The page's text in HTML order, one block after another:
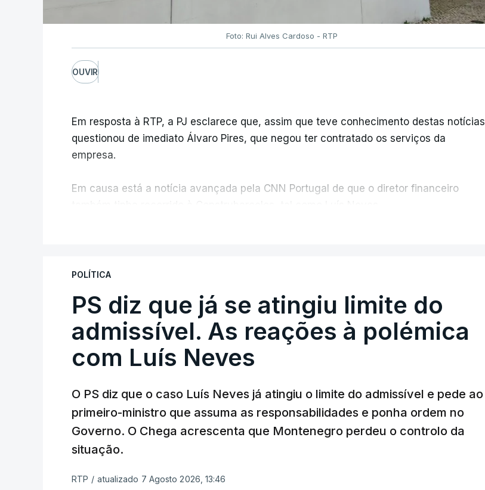
Foto: Rui Alves Cardoso - RTP
OUVIR
Em resposta à RTP, a PJ esclarece que, assim que teve conhecimento destas notícias
questionou de imediato Álvaro Pires, que negou ter contratado os serviços da
empresa.
Em causa está a notícia avançada pela CNN Portugal de que o diretor financeiro
ARTIGOS RELACIONADOS
Empreiteiro da Construbarcelos também fez obras na casa do
diretor financeiro da PJ
atualizado 7 Agosto 2026, 14:25
Empreiteiro que fez obras na casa de Luís Neves também
trabalhou para o diretor financeiro da PJ
atualizado 7 Agosto 2026, 14:26
POLÍTICA
PS diz que já se atingiu limite do
admissível. As reações à polémica
com Luís Neves
O PS diz que o caso Luís Neves já atingiu o limite do admissível e pede ao
primeiro-ministro que assuma as responsabilidades e ponha ordem no
Governo. O Chega acrescenta que Montenegro perdeu o controlo da
situação.
RTP / atualizado 7 Agosto 2026, 13:46